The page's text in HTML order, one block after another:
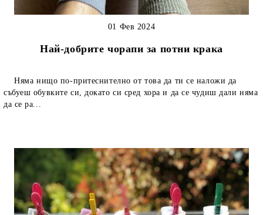
Най-добрите чорапи за потни крака
01 Фев 2024
Няма нищо по-притеснително от това да ти се наложи да
събуеш обувките си, докато си сред хора и да се чудиш дали няма
да се ра...